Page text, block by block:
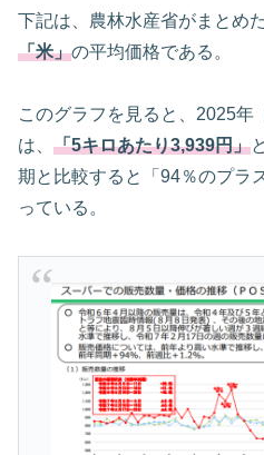
下記は、農林水産省がまとめ
「米」の平均価格である。
このグラフを見ると、2025年
は、 「5キロあたり3,939円」
期と比較すると「94％のプラ
っている。